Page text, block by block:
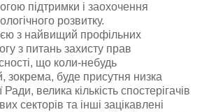
підтримки і заохочення
розвитку.
з найвищий профільних
з питань захисту прав
що коли-небудь
зокрема, буде присутня низка
велика кількість спостерігачів
секторів та інші зацікавлені